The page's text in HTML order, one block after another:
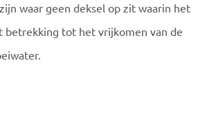
waar geen deksel op zit waarin het
betrekking tot het vrijkomen van de